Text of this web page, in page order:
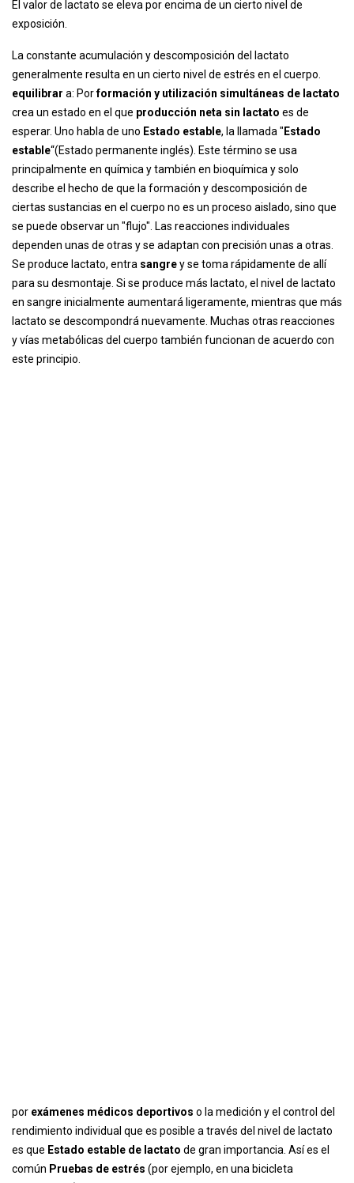
El valor de lactato se eleva por encima de un cierto nivel de
exposición.
La constante acumulación y descomposición del lactato
generalmente resulta en un cierto nivel de estrés en el cuerpo.
equilibrar a: Porformación y utilización simultáneas de lactato
crea un estado en el que producción neta sin lactato es de
esperar. Uno habla de uno Estado estable, la llamada " Estado
estable“(Estado permanente inglés). Este término se usa
principalmente en química y también en bioquímica y solo
describe el hecho de que la formación y descomposición de
ciertas sustancias en el cuerpo no es un proceso aislado, sino que
se puede observar un "flujo". Las reacciones individuales
dependen unas de otras y se adaptan con precisión unas a otras.
Se produce lactato, entra sangrey se toma rápidamente de allí
para su desmontaje. Si se produce más lactato, el nivel de lactato
en sangre inicialmente aumentará ligeramente, mientras que más
lactato se descompondrá nuevamente. Muchas otras reacciones
y vías metabólicas del cuerpo también funcionan de acuerdo con
este principio.
por exámenes médicos deportivos o la medición y el control del
rendimiento individual que es posible a través del nivel de lactato
es que Estado estable de lactato de gran importancia. Así es el
común Pruebas de estrés (por ejemplo, en una bicicleta